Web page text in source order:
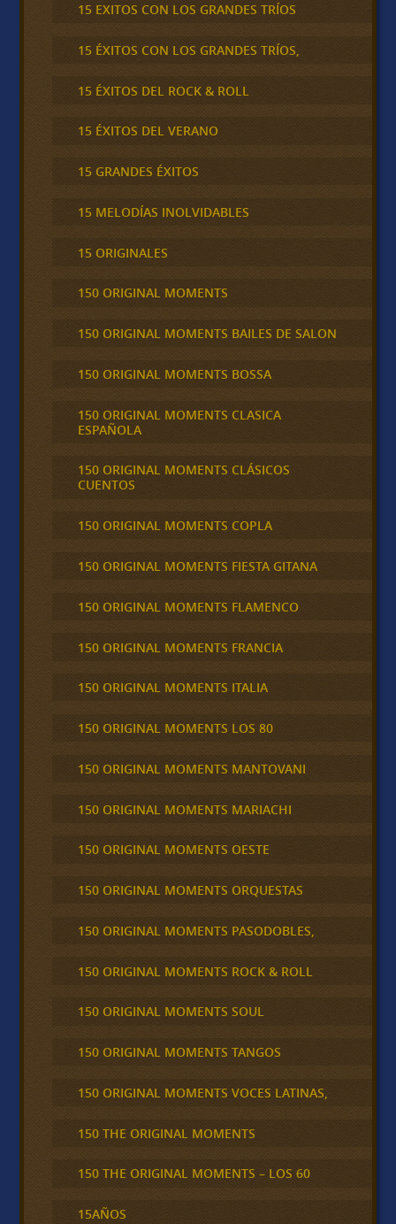
15 EXITOS CON LOS GRANDES TRÍOS
15 ÉXITOS CON LOS GRANDES TRÍOS,
15 ÉXITOS DEL ROCK & ROLL
15 ÉXITOS DEL VERANO
15 GRANDES ÉXITOS
15 MELODÍAS INOLVIDABLES
15 ORIGINALES
150 ORIGINAL MOMENTS
150 ORIGINAL MOMENTS BAILES DE SALON
150 ORIGINAL MOMENTS BOSSA
150 ORIGINAL MOMENTS CLASICA
ESPAÑOLA
150 ORIGINAL MOMENTS CLÁSICOS
CUENTOS
150 ORIGINAL MOMENTS COPLA
150 ORIGINAL MOMENTS FIESTA GITANA
150 ORIGINAL MOMENTS FLAMENCO
150 ORIGINAL MOMENTS FRANCIA
150 ORIGINAL MOMENTS ITALIA
150 ORIGINAL MOMENTS LOS 80
150 ORIGINAL MOMENTS MANTOVANI
150 ORIGINAL MOMENTS MARIACHI
150 ORIGINAL MOMENTS OESTE
150 ORIGINAL MOMENTS ORQUESTAS
150 ORIGINAL MOMENTS PASODOBLES,
150 ORIGINAL MOMENTS ROCK & ROLL
150 ORIGINAL MOMENTS SOUL
150 ORIGINAL MOMENTS TANGOS
150 ORIGINAL MOMENTS VOCES LATINAS,
150 THE ORIGINAL MOMENTS
150 THE ORIGINAL MOMENTS – LOS 60
15AÑOS